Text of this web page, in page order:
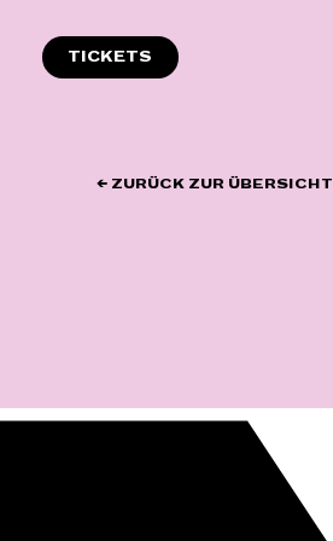
Inhalt
springen
TICKETS
← ZURÜCK ZUR ÜBERSICHT